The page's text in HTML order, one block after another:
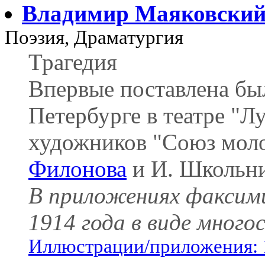
Владимир
Поэзия, Драматургия
Трагедия
Впервые поставлена
Петербурге в театре
художников "Союз
Филонова и И.
В приложениях
1914 года в виде
Иллюстрации/приложения: